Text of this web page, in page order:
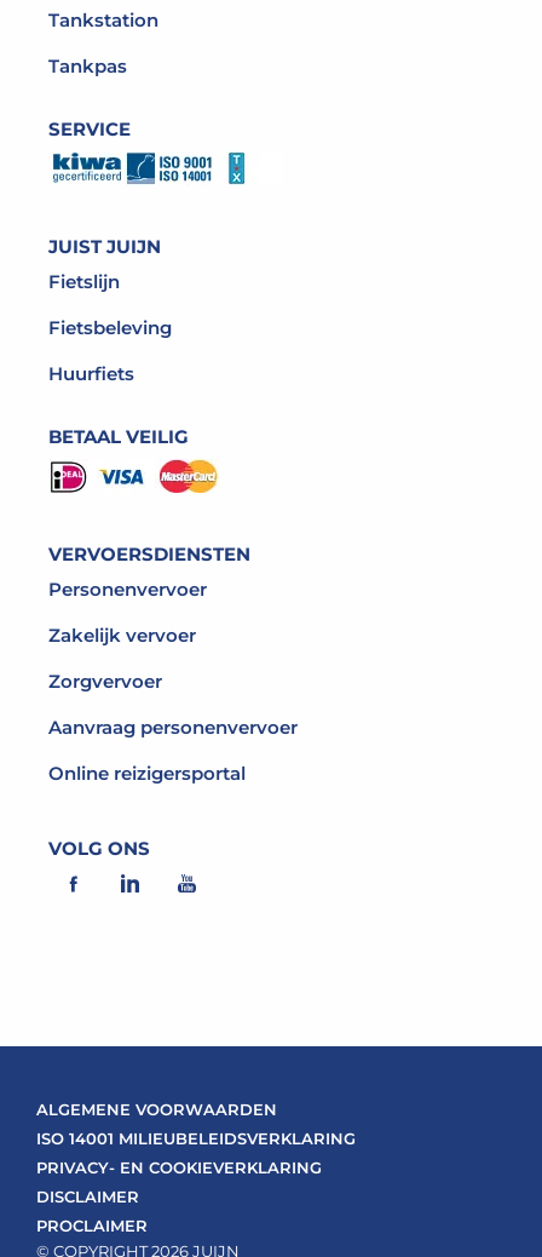
Tankstation
Tankpas
SERVICE
JUIST JUIJN
Fietslijn
Fietsbeleving
Huurfiets
BETAAL VEILIG
VERVOERSDIENSTEN
Personenvervoer
Zakelijk vervoer
Zorgvervoer
Aanvraag personenvervoer
Online reizigersportal
VOLG ONS
© COPYRIGHT 2026 JUIJN
ALGEMENE VOORWAARDEN
ISO 14001 MILIEUBELEIDSVERKLARING
PRIVACY- EN COOKIEVERKLARING
DISCLAIMER
PROCLAIMER